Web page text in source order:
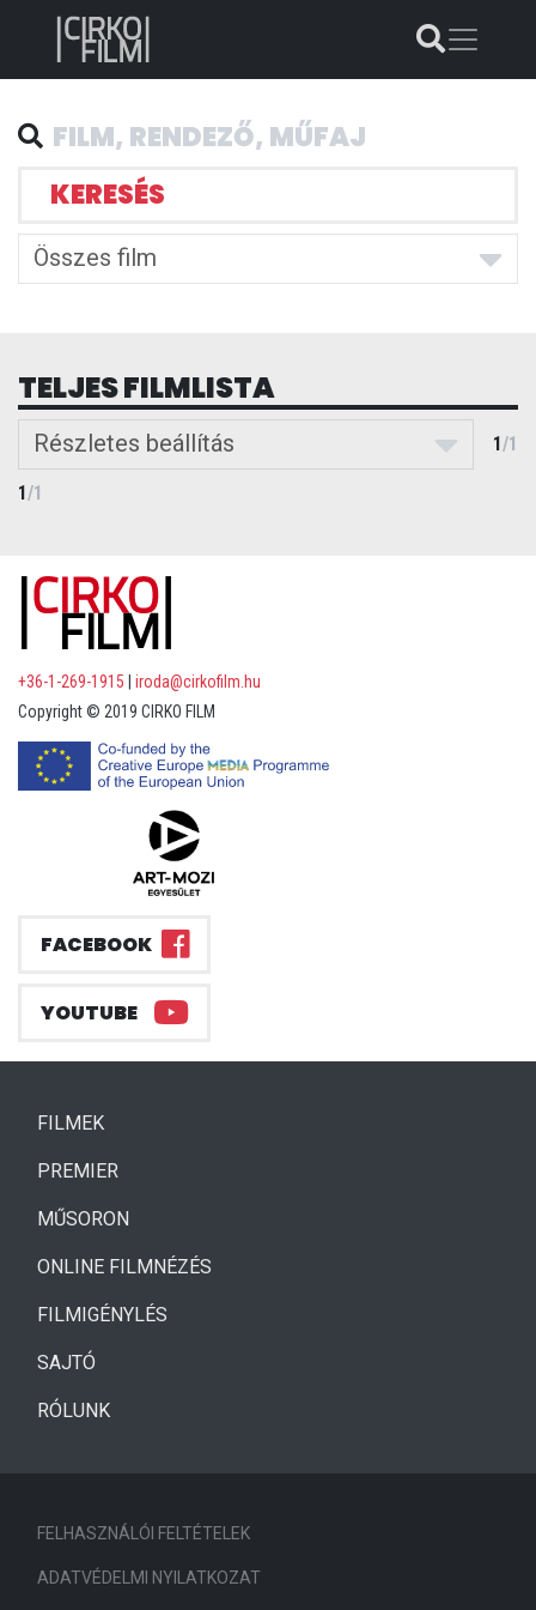
KERESÉS
Összes film
TELJES FILMLISTA
Részletes beállítás 1/1
1/1
+36-1-269-1915
iroda@cirkofilm.hu
Copyright © 2019 CIRKO FILM
FACEBOOK
YOUTUBE
FILMEK(CURRENT)
PREMIER
MŰSORON
ONLINE FILMNÉZÉS
FILMIGÉNYLÉS
SAJTÓ
RÓLUNK
FELHASZNÁLÓI FELTÉTELEK
ADATVÉDELMI NYILATKOZAT